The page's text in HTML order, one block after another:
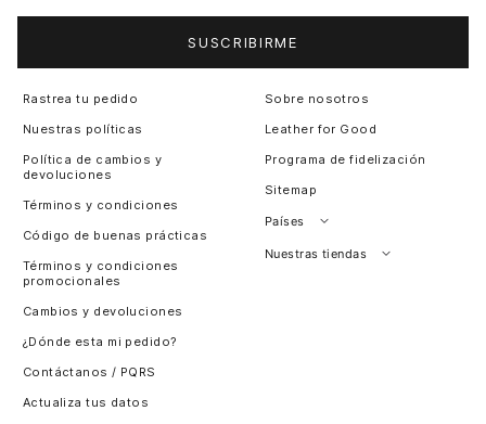
SUSCRIBIRME
Rastrea tu pedido
Nuestras políticas
Política de cambios y
devoluciones
Términos y condiciones
Código de buenas prácticas
Términos y condiciones
promocionales
Cambios y devoluciones
¿Dónde esta mi pedido?
Contáctanos / PQRS
Actualiza tus datos
Sobre nosotros
Leather for Good
Programa de fidelización
Sitemap
Países
Perú
Nuestras tiendas